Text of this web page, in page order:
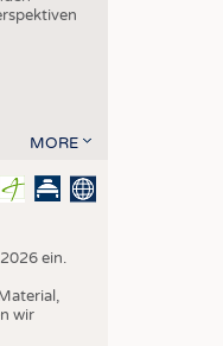
MORE
ein.
wir